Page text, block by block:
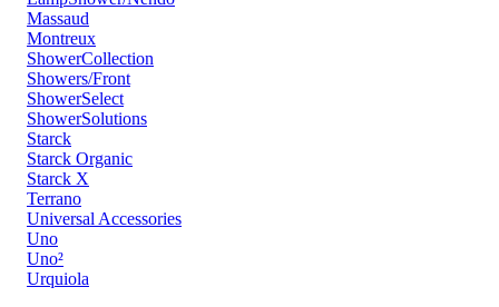
Massaud
Montreux
ShowerCollection
Showers/Front
ShowerSelect
ShowerSolutions
Starck
Starck Organic
Starck X
Terrano
Universal Accessories
Uno
Uno²
Urquiola